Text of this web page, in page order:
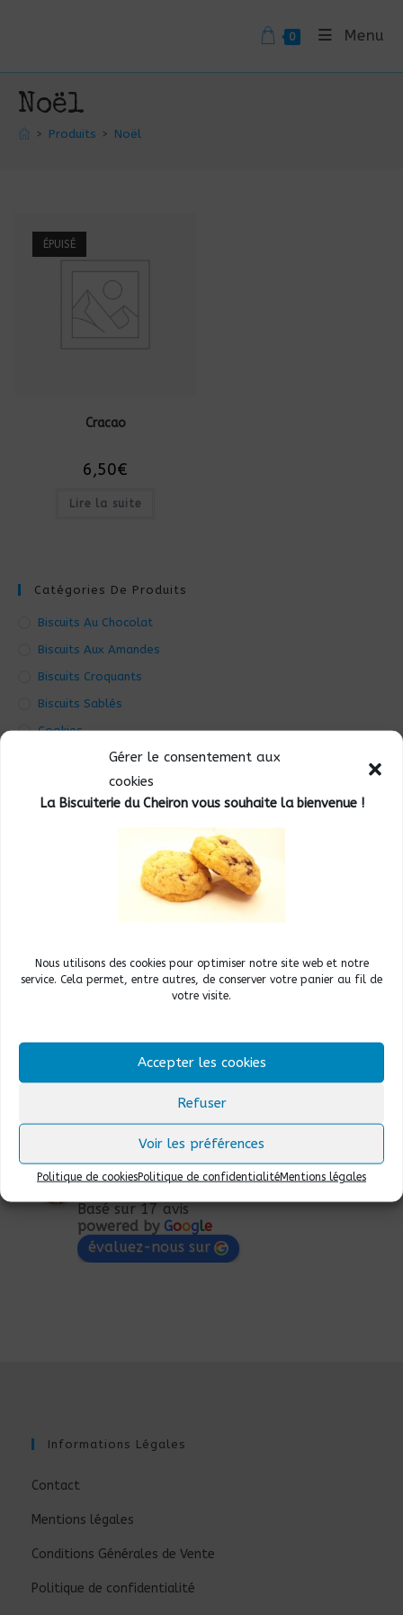
Gérer le consentement aux
cookies
La Biscuiterie du Cheiron vous souhaite la bienvenue !
Nous utilisons des cookies pour optimiser notre site web et notre
service. Cela permet, entre autres, de conserver votre panier au fil de
votre visite.
Accepter les cookies
Refuser
Voir les préférences
Politique de cookiesPolitique de confidentialitéMentions légales
0 Menu
Noël
> Produits > Noël
ÉPUISÉ
Cracao
6,50€
Lire la suite
Catégories De Produits
Biscuits Au Chocolat
Biscuits Aux Amandes
Biscuits Croquants
Biscuits Sablés
Cookies
Derniers Produits Ajoutés
Cracao
Financiers chocolat
Biscuiterie du Cheiron
Basé sur 17 avis
powered by Google
évaluez-nous sur
Informations Légales
Contact
Mentions légales
Conditions Générales de Vente
Politique de confidentialité